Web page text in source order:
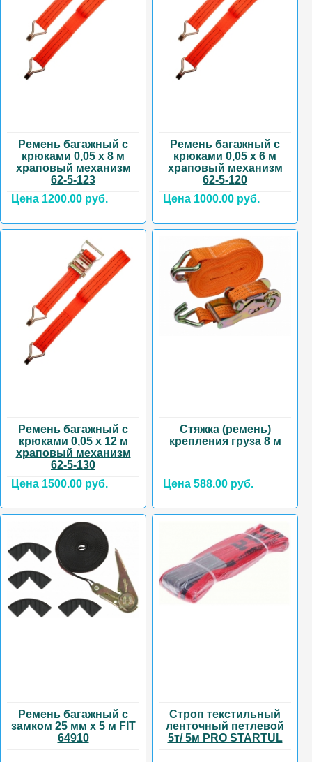
Ремень багажный с
крюками 0,05 х 8 м
храповый механизм
62-5-123
Цена 1200.00 руб.
Ремень багажный с
крюками 0,05 х 6 м
храповый механизм
62-5-120
Цена 1000.00 руб.
Ремень багажный с
крюками 0,05 х 12 м
храповый механизм
62-5-130
Цена 1500.00 руб.
Стяжка (ремень)
крепления груза 8 м
Цена 588.00 руб.
Ремень багажный с
замком 25 мм х 5 м FIT
64910
Строп текстильный
ленточный петлевой
5т/ 5м PRO STARTUL